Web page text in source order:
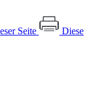
Seite
Diese